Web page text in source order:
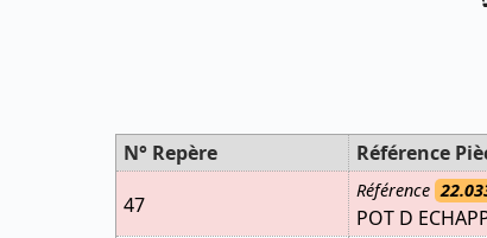
N° Repère Référence
47
Référence
POT D